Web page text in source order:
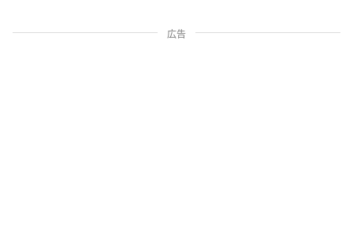
広告